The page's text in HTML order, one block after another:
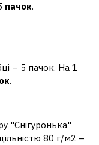
пачок.
– 5 пачок. На 1
.
"Снігуронька"
80 г/м2 –